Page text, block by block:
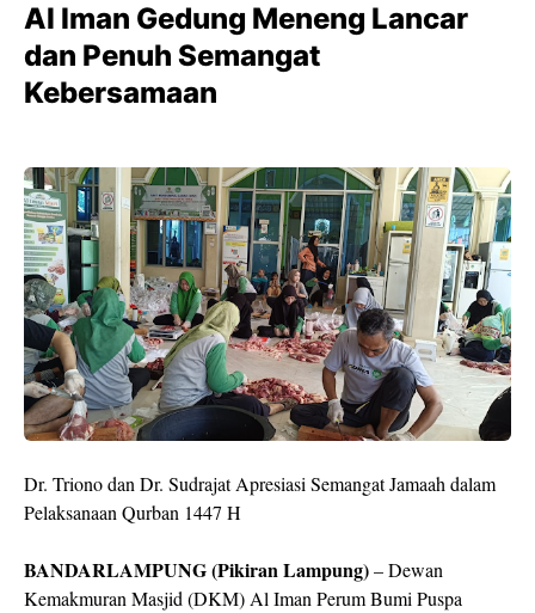
Al Iman Gedung Meneng Lancar
dan Penuh Semangat
Kebersamaan
Dr. Triono dan Dr. Sudrajat Apresiasi Semangat Jamaah dalam
Pelaksanaan Qurban 1447 H
BANDARLAMPUNG (Pikiran Lampung)– Dewan
Kemakmuran Masjid (DKM) Al Iman Perum Bumi Puspa